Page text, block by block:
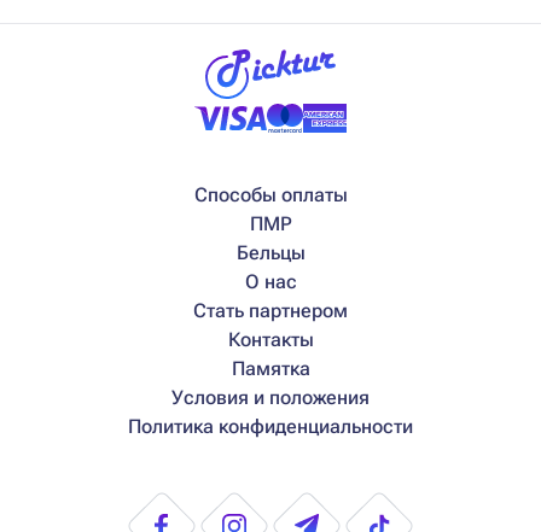
Способы оплаты
ПМР
Бельцы
О нас
Стать партнером
Контакты
Памятка
Условия и положения
Политика конфиденциальности